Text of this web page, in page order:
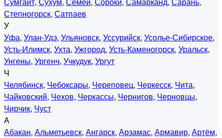
Степногорск, Сатпаев
У
Уфа, Улан-Удэ, Ульяновск, Уссурийск, Усолье-Сибирское,
Усть-Илимск, Ухта, Ужгород, Усть-Каменогорск, Уральск,
Унгены, Ургенч, Учкудук, Ургут
Ч
Челябинск, Чебоксары, Череповец, Черкесск, Чита,
Чайковский, Чехов, Черкассы, Чернигов, Черновцы,
Чирчик, Чуст
А
Абакан, Альметьевск, Ангарск, Арзамас, Армавир, Артём,